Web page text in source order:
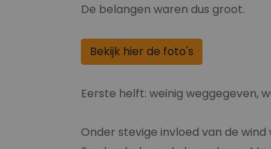
De belangen waren dus groot.
Bekijk hier de foto's
Eerste helft: weinig weggegeven,
Onder stevige invloed van de